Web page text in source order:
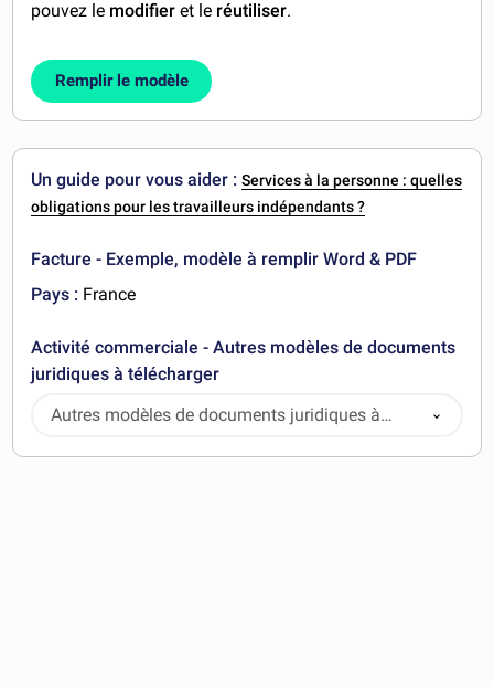
pouvez le modifier et le réutiliser.
Remplir le modèle
Un guide pour vous aider :Services à la personne : quelles
obligations pour les travailleurs indépendants ?
Facture - Exemple, modèle à remplir Word & PDF
Pays : France
Activité commerciale - Autres modèles de documents
juridiques à télécharger
Autres modèles de documents juridiques à
télécharger